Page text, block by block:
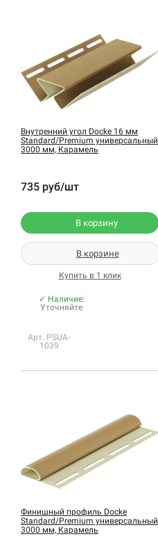
Внутренний угол Docke 16 мм
Standard/Premium универсальный
3000 мм, Карамель
735 руб/шт
В корзину
В корзине
Купить в 1 клик
✓ Наличие:
Уточняйте
Арт. PSUA-
1039
Финишный профиль Docke
Standard/Premium универсальный
3000 мм, Карамель